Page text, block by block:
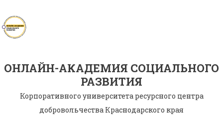
to
content
ОНЛАЙН-АКАДЕМИЯ СОЦИАЛЬНОГО
РАЗВИТИЯ
Корпоративного университета ресурсного центра
добровольчества Краснодарского края